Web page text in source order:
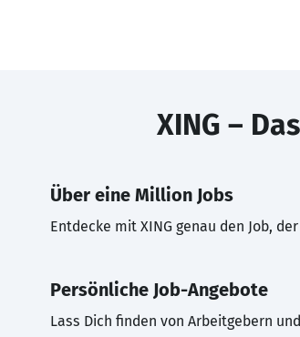
XING –
Über eine Million Jobs
Entdecke mit XING genau den Job,
Persönliche Job-Angebote
Lass Dich finden von Arbeitgebern